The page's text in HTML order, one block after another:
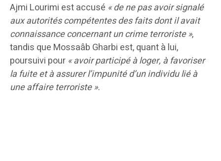
Ajmi Lourimi est accusé « de ne pas avoir signalé
aux autorités compétentes des faits dont il avait
connaissance concernant un crime terroriste »,
tandis que Mossaâb Gharbi est, quant à lui,
poursuivi pour « avoir participé à loger, à favoriser
la fuite et à assurer l’impunité d’un individu lié à
une affaire terroriste ».